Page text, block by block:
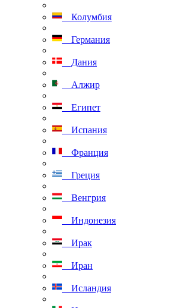
Колумбия
Германия
Дания
Алжир
Египет
Испания
Франция
Греция
Венгрия
Индонезия
Ирак
Иран
Исландия